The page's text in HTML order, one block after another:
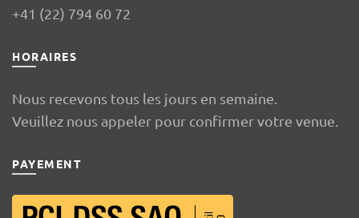
+41 (22) 794 60 72
HORAIRES
Nous recevons tous les jours en semaine.
Veuillez nous appeler pour confirmer votre venue.
PAYEMENT